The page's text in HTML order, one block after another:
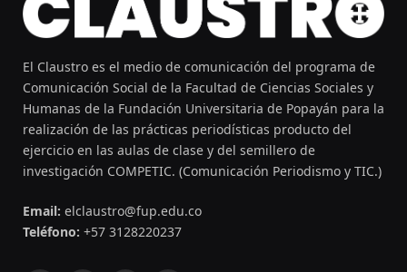
El Claustro es el medio de comunicación del programa de
Comunicación Social de la Facultad de Ciencias Sociales y
Humanas de la Fundación Universitaria de Popayán para la
realización de las prácticas periodísticas producto del
ejercicio en las aulas de clase y del semillero de
investigación COMPETIC. (Comunicación Periodismo y TIC.)
Email: elclaustro@fup.edu.co
Teléfono: +57 3128220237